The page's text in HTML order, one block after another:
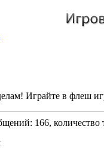
Играйте в флеш
166, количество